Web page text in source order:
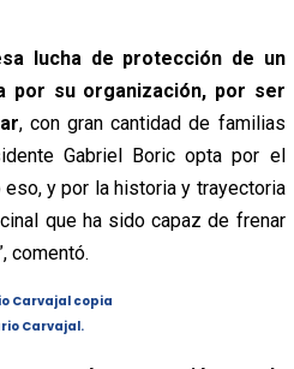
lucha de protección de un
por su organización, por ser
, con gran cantidad de familias
Gabriel Boric opta por el
eso, y por la historia y trayectoria
que ha sido capaz de frenar
comentó.
Carvajal.